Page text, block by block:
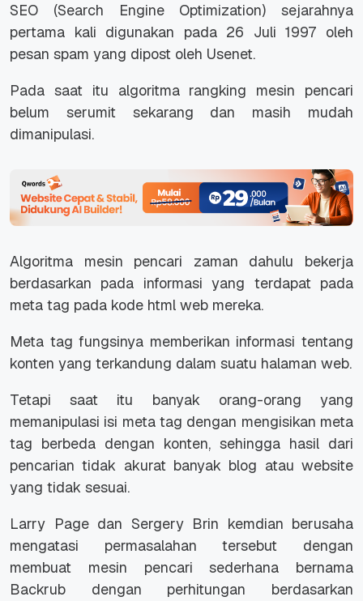
SEO (Search Engine Optimization) sejarahnya
pertama kali digunakan pada 26 Juli 1997 oleh
pesan spam yang dipost oleh Usenet.
Pada saat itu algoritma rangking mesin pencari
belum serumit sekarang dan masih mudah
dimanipulasi.
Algoritma mesin pencari zaman dahulu bekerja
berdasarkan pada informasi yang terdapat pada
meta tag pada kode html web mereka.
Meta tag fungsinya memberikan informasi tentang
konten yang terkandung dalam suatu halaman web.
Tetapi saat itu banyak orang-orang yang
memanipulasi isi meta tag dengan mengisikan meta
tag berbeda dengan konten, sehingga hasil dari
pencarian tidak akurat banyak blog atau website
yang tidak sesuai.
Larry Page dan Sergery Brin kemdian berusaha
mengatasi permasalahan tersebut dengan
membuat mesin pencari sederhana bernama
Backrub dengan perhitungan berdasarkan